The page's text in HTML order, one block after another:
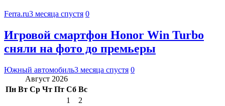
Ferra.ru3 месяца спустя 0
Игровой смартфон Honor Win Turbo
сняли на фото до премьеры
Южный автомобиль3 месяца спустя 0
Август 2026
Пн Вт Ср Чт Пт Сб Вс
1
2